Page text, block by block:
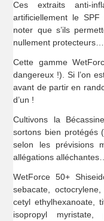
Ces extraits anti-
artificiellement le
noter que s’ils
nullement
Cette gamme
dangereux !). Si l’on
avant de partir en
d’un !
Cultivons la
sortons bien protégés
selon les prévisions
allégations alléchantes…
WetForce 50+
sebacate,
cetyl ethylhexanoate,
isopropyl myristate,